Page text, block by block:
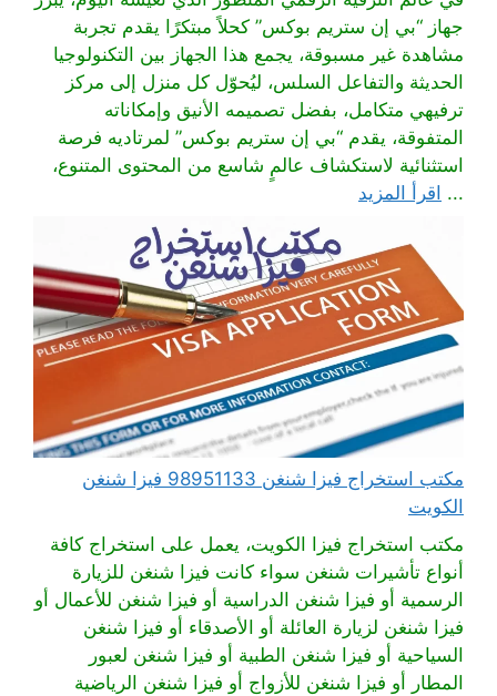
جهاز “بي إن ستريم بوكس” كحلاً مبتكرًا يقدم تجربة
مشاهدة غير مسبوقة، يجمع هذا الجهاز بين التكنولوجيا
الحديثة والتفاعل السلس، ليُحوّل كل منزل إلى مركز
ترفيهي متكامل، بفضل تصميمه الأنيق وإمكاناته
المتفوقة، يقدم “بي إن ستريم بوكس” لمرتاديه فرصة
استثنائية لاستكشاف عالمٍ شاسع من المحتوى المتنوع،
... اقرأ المزيد
مكتب استخراج فيزا شنغن 98951133 فيزا شنغن
الكويت
مكتب استخراج فيزا الكويت، يعمل على استخراج كافة
أنواع تأشيرات شنغن سواء كانت فيزا شنغن للزيارة
الرسمية أو فيزا شنغن الدراسية أو فيزا شنغن للأعمال أو
فيزا شنغن لزيارة العائلة أو الأصدقاء أو فيزا شنغن
السياحية أو فيزا شنغن الطبية أو فيزا شنغن لعبور
المطار أو فيزا شنغن للأزواج أو فيزا شنغن الرياضية